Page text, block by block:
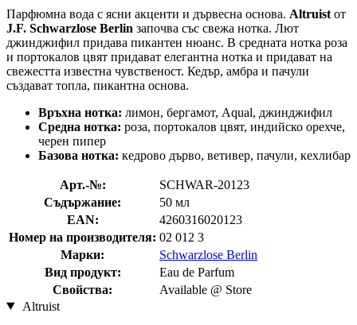
Парфюмна вода с ясни акценти и дървесна основа. Altruist от
J.F. Schwarzlose Berlin започва със свежа нотка. Лют
джинджифил придава пикантен нюанс. В средната нотка роза
и портокалов цвят придават елегантна нотка и придават на
свежестта известна чувственост. Кедър, амбра и пачули
създават топла, пикантна основа.
Връхна нотка: лимон, бергамот, Aqual, джинджифил
Средна нотка: роза, портокалов цвят, индийско орехче,
черен пипер
Базова нотка: кедрово дърво, ветивер, пачули, кехлибар
Арт.-№:
SCHWAR-20123
Съдържание:
50 мл
EAN:
4260316020123
Номер на производителя: 02 012 3
Марки:
Schwarzlose Berlin
Вид продукт:
Eau de Parfum
Свойства:
Available @ Store
Altruist